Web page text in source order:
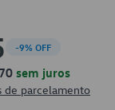
-9% OFF
sem juros
de parcelamento